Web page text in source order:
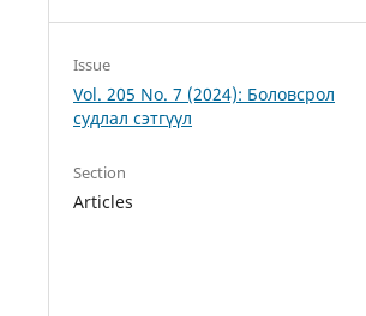
Issue
Vol. 205 No. 7 (2024): Боловсрол
судлал сэтгүүл
Section
Articles